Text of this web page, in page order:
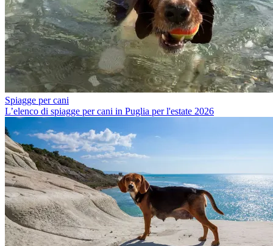
Spiagge per cani
L’elenco di spiagge per cani in Puglia per l'estate 2026